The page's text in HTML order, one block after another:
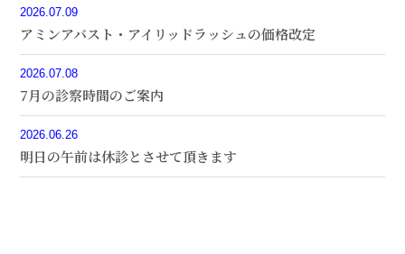
2026.07.09
アミンアバスト・アイリッドラッシュの価格改定
2026.07.08
7月の診察時間のご案内
2026.06.26
明日の午前は休診とさせて頂きます